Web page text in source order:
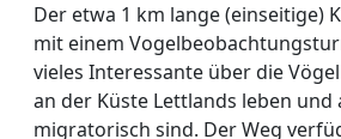
Der etwa 1 km lange (einseitige)
mit einem
vieles Interessante über die
an der Küste Lettlands leben und
migratorisch sind. Der Weg